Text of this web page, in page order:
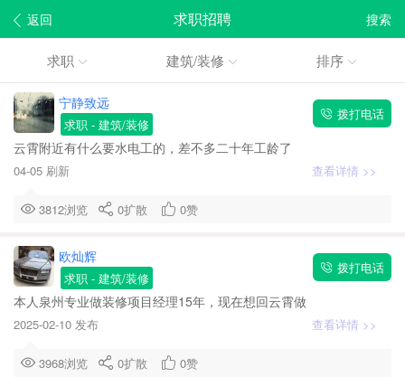
返回 搜索
求职招聘
求职 建筑/装修 排序
宁静致远
求职 - 建筑/装修
拨打电话
云霄附近有什么要水电工的，差不多二十年工龄了
04-05 刷新 查看详情 >>
3812浏览 0扩散 0赞
欧灿辉
求职 - 建筑/装修
拨打电话
本人泉州专业做装修项目经理15年，现在想回云霄做
2025-02-10 发布 查看详情 >>
3968浏览 0扩散 0赞